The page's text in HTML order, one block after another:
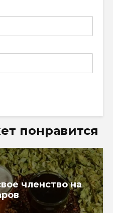
понравится
членство на